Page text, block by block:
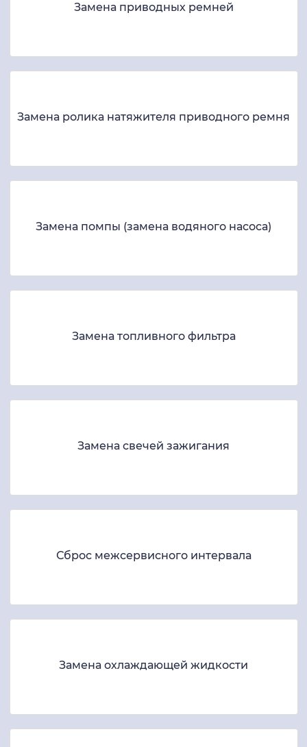
Замена приводных ремней
Замена ролика натяжителя приводного ремня
Замена помпы (замена водяного насоса)
Замена топливного фильтра
Замена свечей зажигания
Сброс межсервисного интервала
Замена охлаждающей жидкости